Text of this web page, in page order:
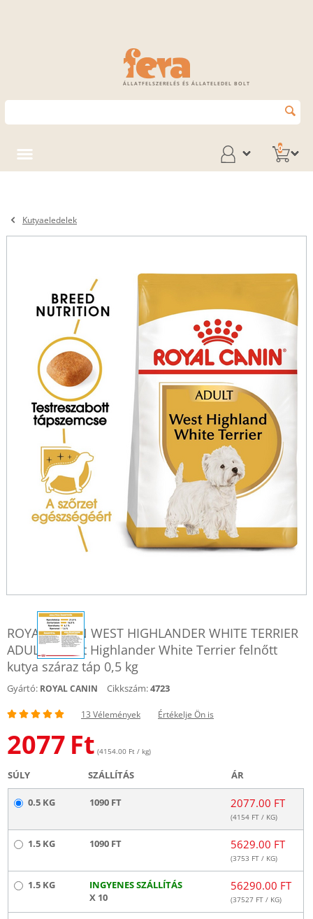
ÁLLATFELSZERELÉS ÉS ÁLLATELEDEL BOLT
0
Kutyaeledelek
ROYAL CANIN WEST HIGHLANDER WHITE TERRIER
ADULT - West Highlander White Terrier felnőtt
kutya száraz táp 0,5 kg
Gyártó: ROYAL CANIN Cikkszám:4723
13 Vélemények Értékelje Ön is
2077 Ft (4154.00 Ft / kg)
SÚLY SZÁLLÍTÁS ÁR
0.5 KG 1090 FT 2077.00 FT
(4154 FT / KG)
1.5 KG 1090 FT 5629.00 FT
(3753 FT / KG)
1.5 KG
INGYENES SZÁLLÍTÁS
X 10
56290.00 FT
(37527 FT / KG)